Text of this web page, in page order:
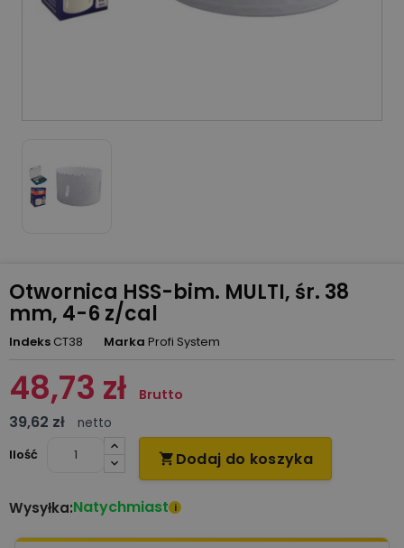
Otwornica HSS-bim. MULTI, śr. 38
mm, 4-6 z/cal
Indeks CT38 Marka Profi System
48,73 zł Brutto
39,62 zł
netto
Ilość
 Dodaj do koszyka
Wysyłka:Natychmiast i